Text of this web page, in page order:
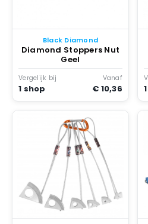
Black Diamond
Diamond Stoppers Nut
Geel
Vergelijk bij
1 shop
Vanaf
€ 10,36